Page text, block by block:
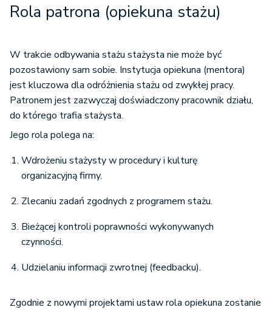
Rola patrona (opiekuna stażu)
W trakcie odbywania stażu stażysta nie może być
pozostawiony sam sobie. Instytucja opiekuna (mentora)
jest kluczowa dla odróżnienia stażu od zwykłej pracy.
Patronem jest zazwyczaj doświadczony pracownik działu,
do którego trafia stażysta.
Jego rola polega na:
Wdrożeniu stażysty w procedury i kulturę
organizacyjną firmy.
Zlecaniu zadań zgodnych z programem stażu.
Bieżącej kontroli poprawności wykonywanych
czynności.
Udzielaniu informacji zwrotnej (feedbacku).
Zgodnie z nowymi projektami ustaw rola opiekuna zostanie